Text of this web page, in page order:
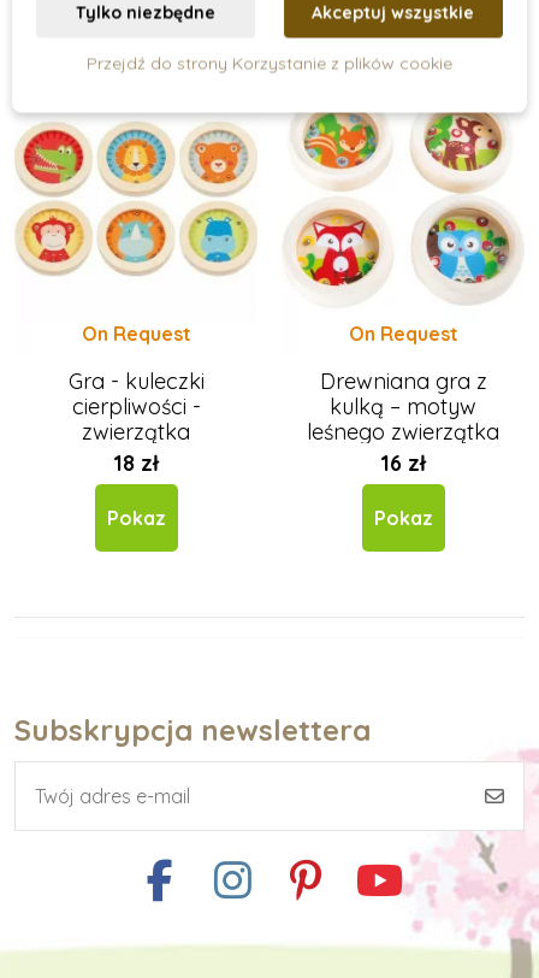
On Request
Gra - kuleczki
cierpliwości -
zwierzątka
18 zł
Pokaz
On Request
Drewniana gra z
kulką – motyw
leśnego zwierzątka
16 zł
Pokaz
Subskrypcja newslettera
Tylko niezbędne Akceptuj wszystkie
Przejdź do strony Korzystanie z plików cookie